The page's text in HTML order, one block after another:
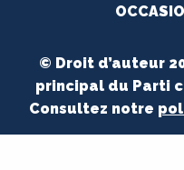
© Droit d’auteur
principal du Parti
Consultez notre